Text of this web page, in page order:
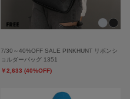
7/30～40%OFF SALE PINKHUNT リボンシ
ョルダーバッグ 1351
￥2,633 (40%OFF)